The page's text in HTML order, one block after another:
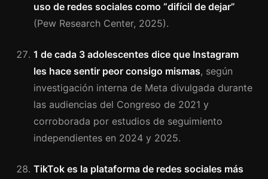
uso de redes sociales como “difícil de dejar”
(Pew Research Center, 2025).
1 de cada 3 adolescentes dice que Instagram
les hace sentir peor consigo mismas, según
investigación interna de Meta divulgada durante
las audiencias del Congreso de 2021 y
corroborada por estudios de seguimiento
independientes en 2024 y 2025.
TikTok es la plataforma de redes sociales más